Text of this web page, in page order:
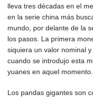
lleva tres décadas en el
en la serie china más
mundo, por delante de la
los pasos. La primera
siquiera un valor nominal
cuando se introdujo esta
yuanes en aquel momento.
Los pandas gigantes son